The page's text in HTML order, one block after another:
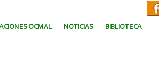
OCMAL NOTICIAS BIBLIOTECA